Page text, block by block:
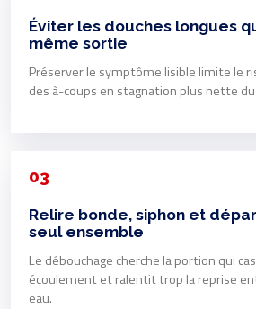
Éviter les douches longues
même sortie
Préserver le symptôme lisible limite le
des à-coups en stagnation plus nette
03
Relire bonde, siphon et
seul ensemble
Le débouchage cherche la portion qui
écoulement et ralentit trop la reprise
eau.